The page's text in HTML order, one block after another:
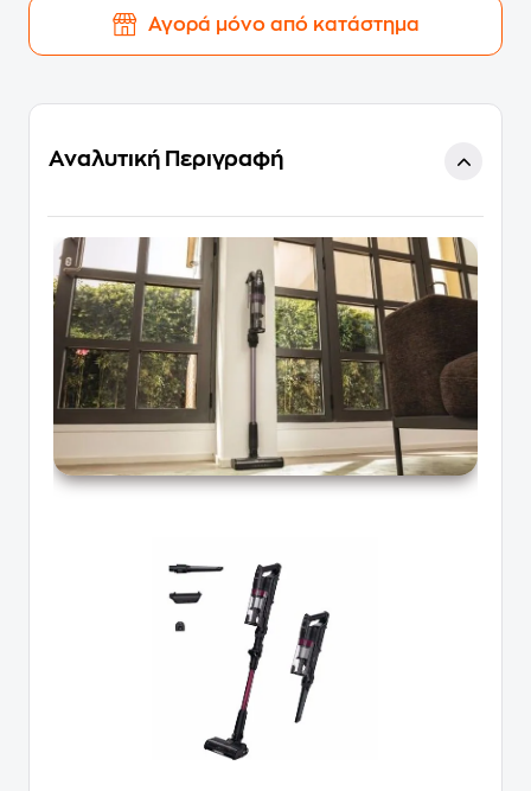
Αγορά μόνο από κατάστημα
Αναλυτική Περιγραφή